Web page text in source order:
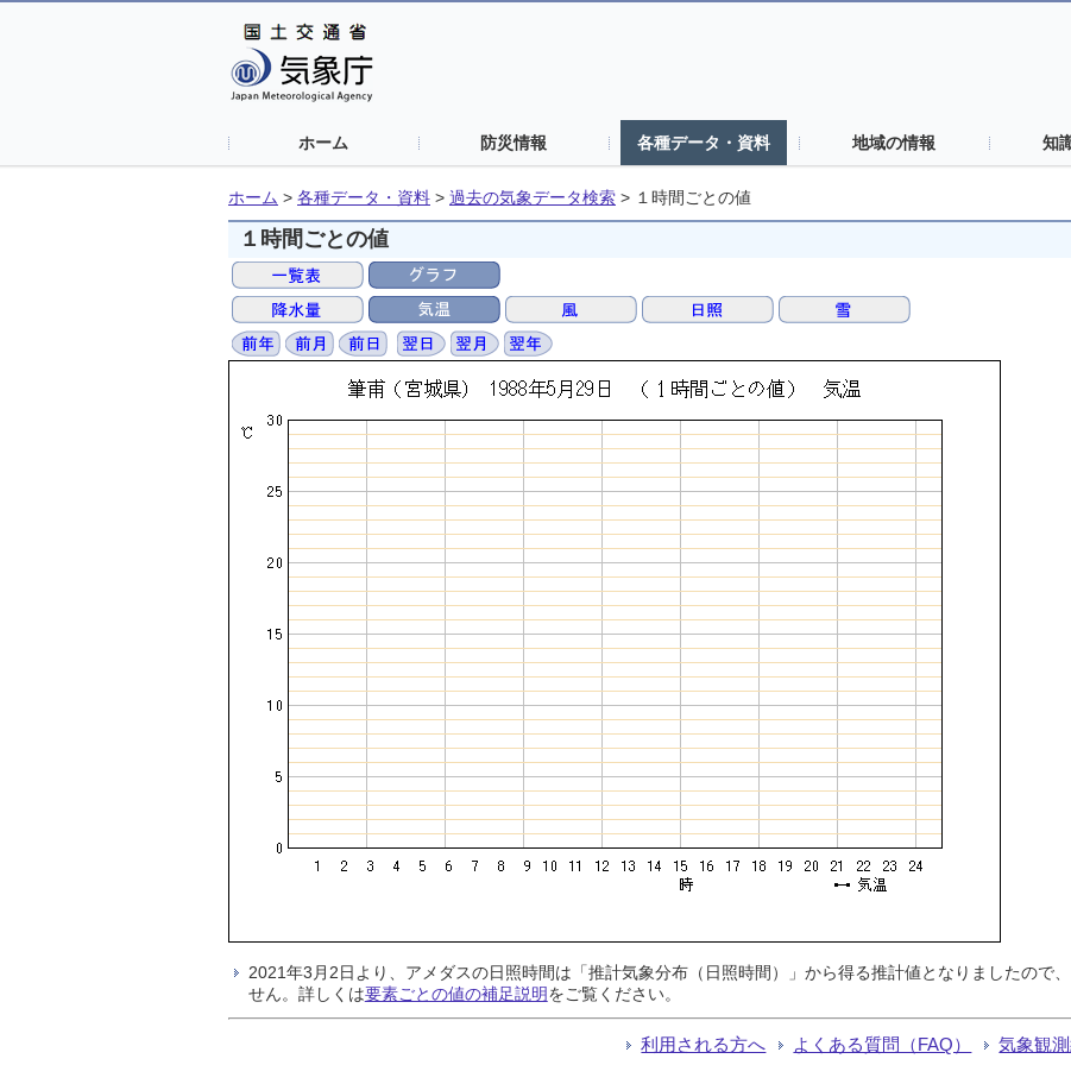
ホーム 防災情報 各種データ・資料 地域の情報 知
ホーム > 各種データ・資料 > 過去の気象データ検索 > １時間ごとの値
１時間ごとの値
2021年3月2日より、アメダスの日照時間は「推計気象分布（日照時間）」から得る推計値となりましたので
せん。詳しくは要素ごとの値の補足説明をご覧ください。
利用される方へ よくある質問（FAQ） 気象観